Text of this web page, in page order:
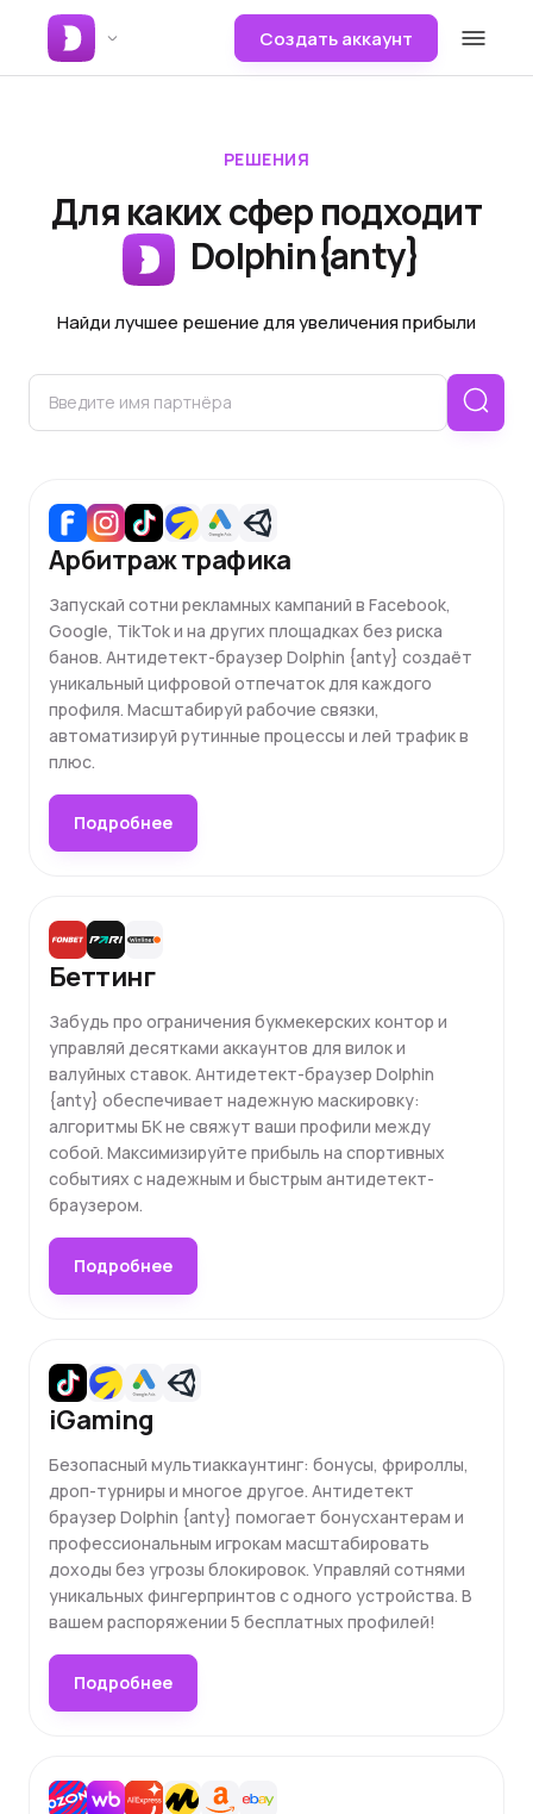
Создать аккаунт
РЕШЕНИЯ
Для каких сфер подходит
Dolphin{anty}
Найди лучшее решение для увеличения прибыли
Арбитраж трафика
Запускай сотни рекламных кампаний в Facebook,
Google, TikTok и на других площадках без риска
банов. Антидетект-браузер Dolphin {anty} создаёт
уникальный цифровой отпечаток для каждого
профиля. Масштабируй рабочие связки,
автоматизируй рутинные процессы и лей трафик в
плюс.
Подробнее
Беттинг
Забудь про ограничения букмекерских контор и
управляй десятками аккаунтов для вилок и
валуйных ставок. Антидетект-браузер Dolphin
{anty} обеспечивает надежную маскировку:
алгоритмы БК не свяжут ваши профили между
собой. Максимизируйте прибыль на спортивных
событиях с надежным и быстрым антидетект-
браузером.
Подробнее
iGaming
Безопасный мультиаккаунтинг: бонусы, фрироллы,
дроп-турниры и многое другое. Антидетект
браузер Dolphin {anty} помогает бонусхантерам и
профессиональным игрокам масштабировать
доходы без угрозы блокировок. Управляй сотнями
уникальных фингерпринтов с одного устройства. В
вашем распоряжении 5 бесплатных профилей!
Подробнее